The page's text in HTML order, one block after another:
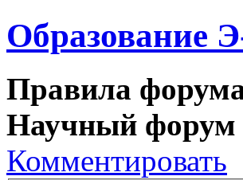
Образование
Правила
Научный
Комментировать